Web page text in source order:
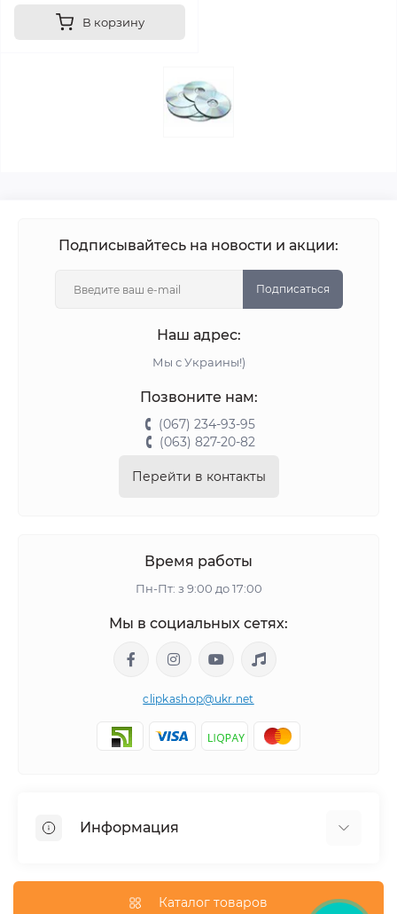
В корзину
Подписывайтесь на новости и акции:
Подписаться
Наш адрес:
Мы с Украины!)
Позвоните нам:
(067) 234-93-95
(063) 827-20-82
Перейти в контакты
Время работы
Пн-Пт: з 9:00 до 17:00
Мы в социальных сетях:
clipkashop@ukr.net
Информация
Каталог товаров